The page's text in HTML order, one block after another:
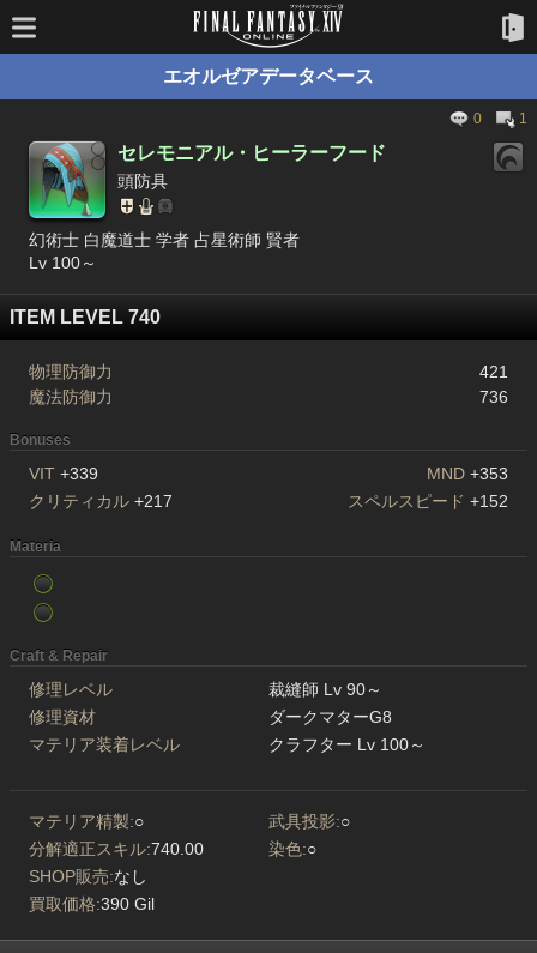
エオルゼアデータベース
0 1
セレモニアル・ヒーラーフード
頭防具
幻術士 白魔道士 学者 占星術師 賢者
Lv 100～
ITEM LEVEL 740
物理防御力
421
魔法防御力
736
Bonuses
VIT +339 MND +353
クリティカル +217 スペルスピード +152
Materia
Craft & Repair
修理レベル
裁縫師 Lv 90～
修理資材
ダークマターG8
マテリア装着レベル
クラフター Lv 100～
マテリア精製:○ 武具投影:○
分解適正スキル:740.00 染色:○
SHOP販売:なし
買取価格:390 Gil